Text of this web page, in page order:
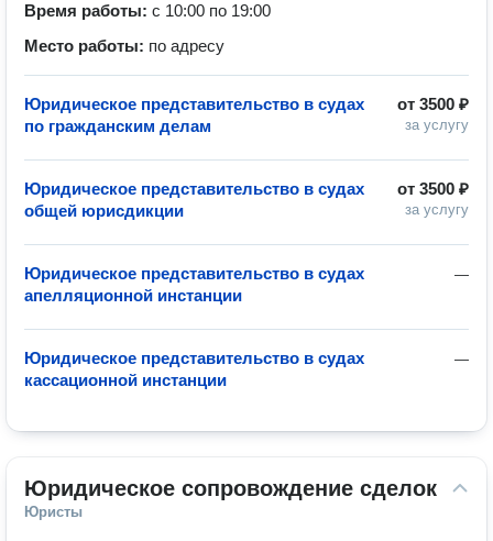
Время работы: с 10:00 по 19:00
Место работы: по адресу
от 3500 ₽
за услугу
Юридическое представительство в судах
по гражданским делам
от 3500 ₽
за услугу
Юридическое представительство в судах
общей юрисдикции
—
Юридическое представительство в судах
апелляционной инстанции
—
Юридическое представительство в судах
кассационной инстанции
Юридическое сопровождение сделок
Юристы